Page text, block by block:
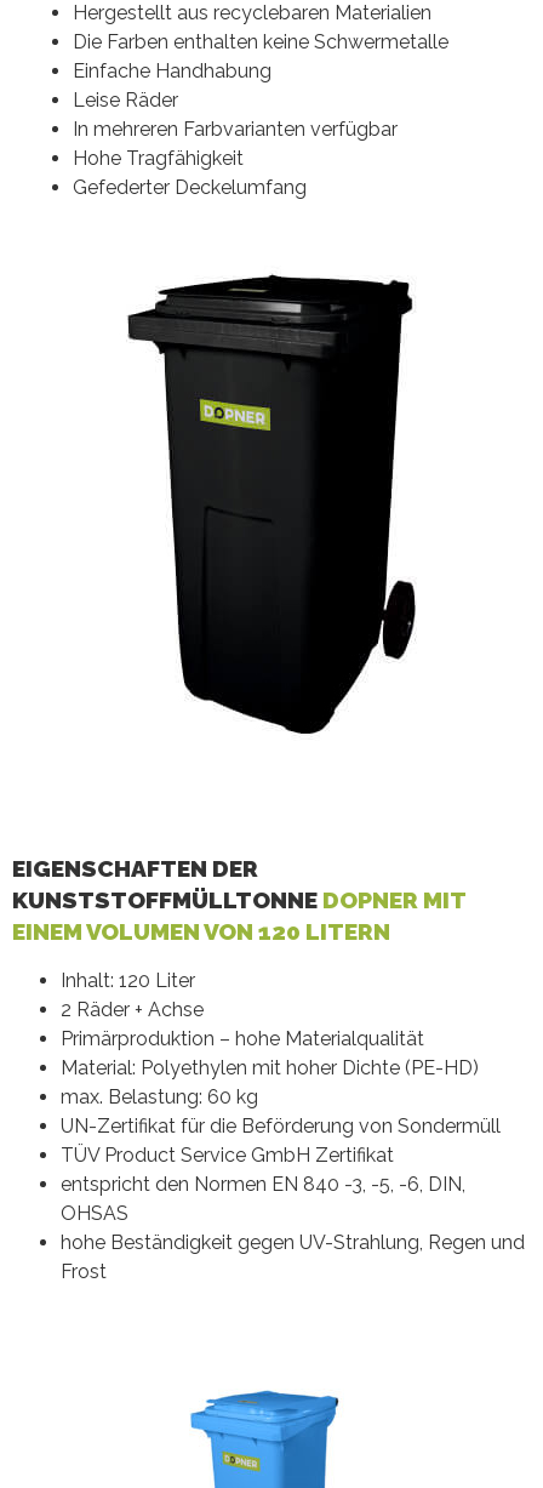
Hergestellt aus recyclebaren Materialien
Die Farben enthalten keine Schwermetalle
Einfache Handhabung
Leise Räder
In mehreren Farbvarianten verfügbar
Hohe Tragfähigkeit
Gefederter Deckelumfang
EIGENSCHAFTEN DER
KUNSTSTOFFMÜLLTONNE DOPNER MIT
EINEM VOLUMEN VON 120 LITERN
Inhalt: 120 Liter
2 Räder + Achse
Primärproduktion – hohe Materialqualität
Material: Polyethylen mit hoher Dichte (PE-HD)
max. Belastung: 60 kg
UN-Zertifikat für die Beförderung von Sondermüll
TÜV Product Service GmbH Zertifikat
entspricht den Normen EN 840 -3, -5, -6, DIN,
OHSAS
hohe Beständigkeit gegen UV-Strahlung, Regen und
Frost